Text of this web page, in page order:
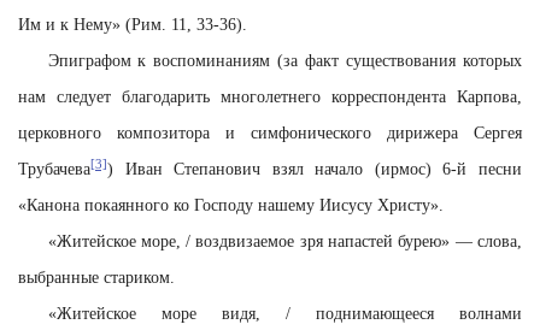
Им и к Нему» (Рим. 11, 33-36).
Эпиграфом к воспоминаниям (за факт существования которых
нам следует благодарить многолетнего корреспондента Карпова,
церковного композитора и симфонического дирижера Сергея
Трубачева[3]) Иван Степанович взял начало (ирмос) 6-й песни
«Канона покаянного ко Господу нашему Иисусу Христу».
«Житейское море, / воздвизаемое зря напастей бурею» — слова,
выбранные стариком.
«Житейское море видя, / поднимающееся волнами